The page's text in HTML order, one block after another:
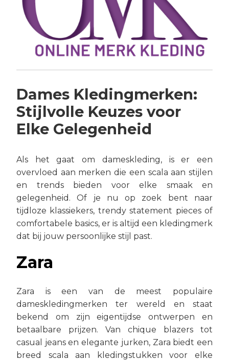
Dames Kledingmerken:
Stijlvolle Keuzes voor
Elke Gelegenheid
Als het gaat om dameskleding, is er een
overvloed aan merken die een scala aan stijlen
en trends bieden voor elke smaak en
gelegenheid. Of je nu op zoek bent naar
tijdloze klassiekers, trendy statement pieces of
comfortabele basics, er is altijd een kledingmerk
dat bij jouw persoonlijke stijl past.
Zara
Zara is een van de meest populaire
dameskledingmerken ter wereld en staat
bekend om zijn eigentijdse ontwerpen en
betaalbare prijzen. Van chique blazers tot
casual jeans en elegante jurken, Zara biedt een
breed scala aan kledingstukken voor elke